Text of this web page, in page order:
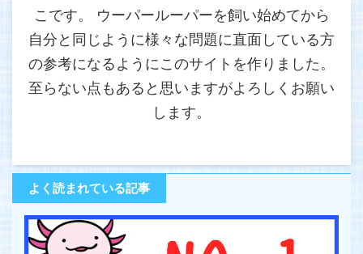
こです。 ウーパールーパーを飼い始めてから
自分と同じように様々な問題に直面している方
の参考になるようにこのサイトを作りました。
至らない点もあると思いますがよろしくお願い
します。
よく読まれている記事